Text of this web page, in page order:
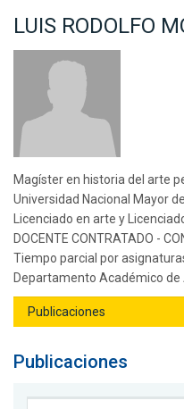
LUIS RODOLFO
Magíster en historia del arte
Universidad Nacional Mayor
Licenciado en arte y
DOCENTE CONTRATADO -
Tiempo parcial por
Departamento Académico
Publicaciones